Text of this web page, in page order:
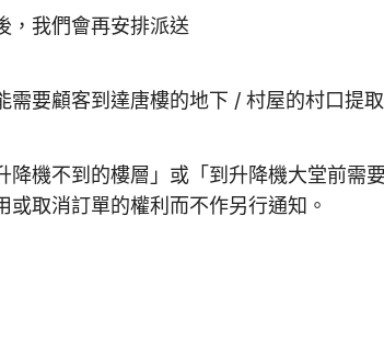
，我們會再安排派送
要顧客到達唐樓的地下 / 村屋的村口提取
機不到的樓層」或「到升降機大堂前需
取消訂單的權利而不作另行通知。